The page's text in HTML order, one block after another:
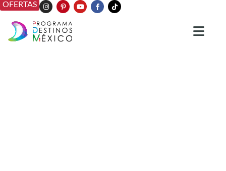
OFERTAS